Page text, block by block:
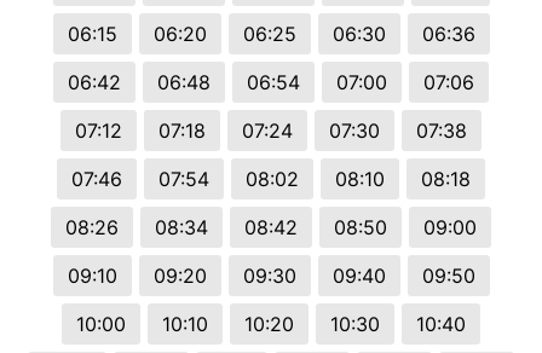
06:15
06:20 06:25 06:30
06:36
06:42
06:48 06:54 07:00
07:06
07:12
07:18 07:24 07:30
07:38
07:46
07:54 08:02 08:10
08:18
08:26
08:34 08:42 08:50
09:00
09:10
09:20 09:30 09:40
09:50
10:00
10:10 10:20 10:30
10:40